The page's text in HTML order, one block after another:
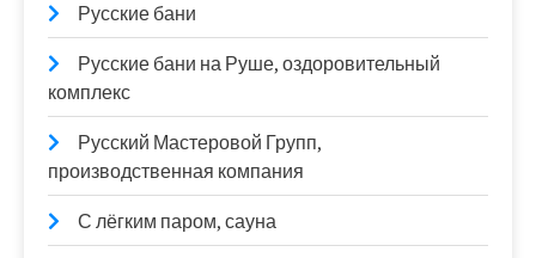
Русские бани
Русские бани на Руше, оздоровительный
комплекс
Русский Мастеровой Групп,
производственная компания
С лёгким паром, сауна